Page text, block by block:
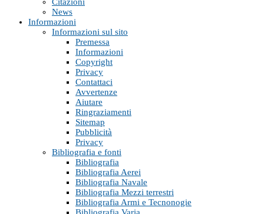
News
Informazioni
Informazioni sul sito
Premessa
Informazioni
Copyright
Privacy
Contattaci
Avvertenze
Aiutare
Ringraziamenti
Sitemap
Pubblicità
Privacy
Bibliografia e fonti
Bibliografia
Bibliografia Aerei
Bibliografia Navale
Bibliografia Mezzi terrestri
Bibliografia Armi e Tecnonogie